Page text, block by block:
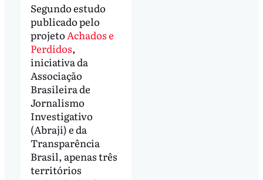
Segundo estudo
publicado pelo
projetoAchados e
Perdidos,
iniciativa da
Associação
Brasileira de
Jornalismo
Investigativo
(Abraji) e da
Transparência
Brasil, apenas três
territórios